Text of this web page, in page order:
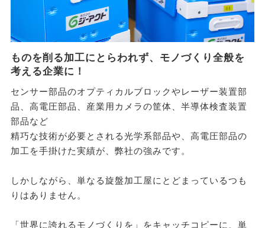
ものを削る加工にとらわれず、モノづくり全般を
考える企業に！
センサー部品のオプティカルブロックやレーザー装置部
品、高電圧部品、産業用カメラの筐体、半導体検査装置
部品など
精巧な技術が必要とされる光学系部品や、高電圧部品の
加工を手掛けた実績が、弊社の強みです。
しかしながら、単なる旋盤加工屋にとどまっているつも
りはありません。
「世界に誇れるモノづくりを」をキャッチコピーに、単